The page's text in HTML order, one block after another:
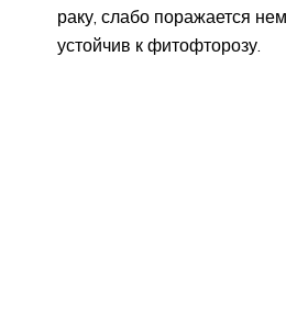
раку, слабо поражается
устойчив к фитофторозу.